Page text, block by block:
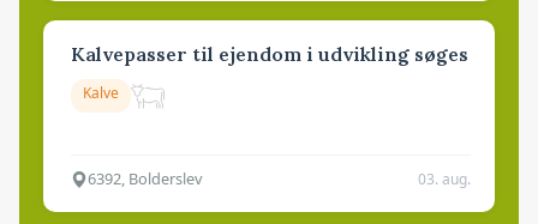
Kalvepasser til ejendom i udvikling søges
Kalve
6392, Bolderslev 03. aug.